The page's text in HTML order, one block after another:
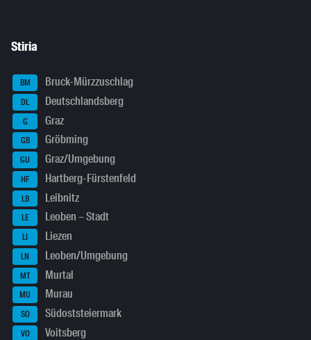
Stiria
BM Bruck-Mürzzuschlag
DL Deutschlandsberg
G Graz
GB Gröbming
GU Graz/Umgebung
HF Hartberg-Fürstenfeld
LB Leibnitz
LE Leoben – Stadt
LI Liezen
LN Leoben/Umgebung
MT Murtal
MU Murau
SO Südoststeiermark
VO Voitsberg